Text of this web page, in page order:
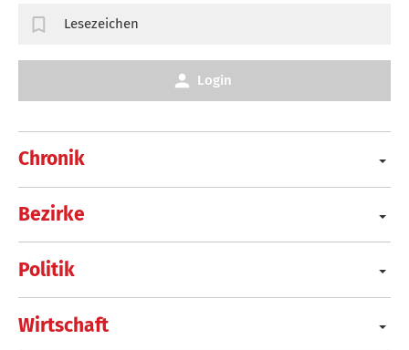
Chronik
Bezirke
Politik
Wirtschaft
Lesezeichen
Login